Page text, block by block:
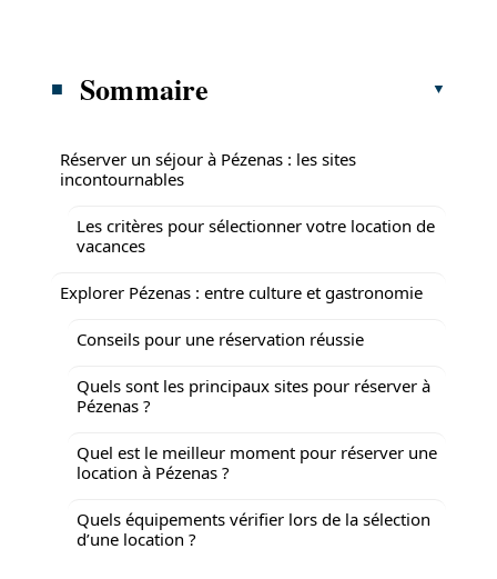
Sommaire
Réserver un séjour à Pézenas : les sites
incontournables
Les critères pour sélectionner votre location de
vacances
Explorer Pézenas : entre culture et gastronomie
Conseils pour une réservation réussie
Quels sont les principaux sites pour réserver à
Pézenas ?
Quel est le meilleur moment pour réserver une
location à Pézenas ?
Quels équipements vérifier lors de la sélection
d’une location ?